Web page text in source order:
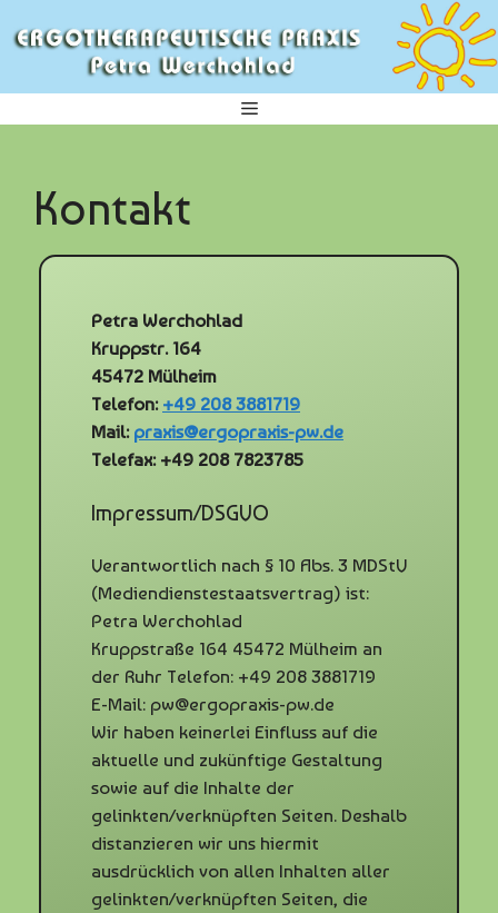
Inhalt
Menü
Kontakt
Petra Werchohlad
Kruppstr. 164
45472 Mülheim
Telefon: +49 208 3881719
Mail: praxis@ergopraxis-pw.de
Telefax: +49 208 7823785
Impressum/DSGVO
Verantwortlich nach § 10 Abs. 3 MDStV
(Mediendienstestaatsvertrag) ist:
Petra Werchohlad
Kruppstraße 164 45472 Mülheim an
der Ruhr Telefon: +49 208 3881719
E-Mail: pw@ergopraxis-pw.de
Wir haben keinerlei Einfluss auf die
aktuelle und zukünftige Gestaltung
sowie auf die Inhalte der
gelinkten/verknüpften Seiten. Deshalb
distanzieren wir uns hiermit
ausdrücklich von allen Inhalten aller
gelinkten/verknüpften Seiten, die